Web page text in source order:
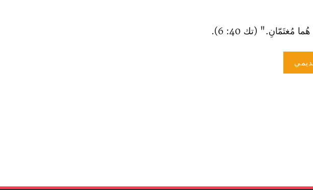
(تك 40: 6).